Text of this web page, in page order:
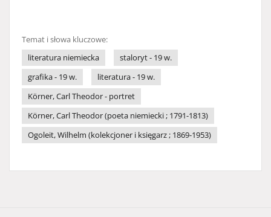
Temat i słowa kluczowe:
literatura niemiecka
staloryt - 19 w.
grafika - 19 w.
literatura - 19 w.
Körner, Carl Theodor - portret
Körner, Carl Theodor (poeta niemiecki ; 1791-1813)
Ogoleit, Wilhelm (kolekcjoner i księgarz ; 1869-1953)